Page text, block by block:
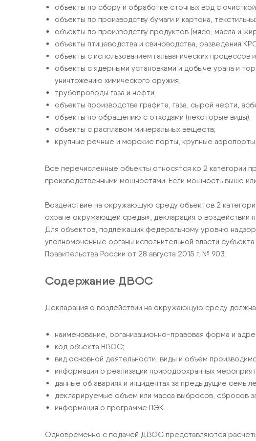
объекты по сбору и обработке сточных вод с
объекты по производству бумаги и картона,
объекты по производству продуктов (мясо, масла и
объекты птицеводства и свиноводства, разведения
объекты с использованием гальванических процессов
объекты с ядерными установками и добыче урана и
уничтожению химического оружия,
трубопроводы газа и нефти;
объекты производства графита, газа, сырой нефти,
объекты по обращению с отходами (некоторые виды);
объекты с расплавом минеральных веществ;
крупные речные и морские порты, крупные
Все перечисленные объекты относятся ко 2 категории
производственными мощностями. Если мощность выше
Воздействие на окружающую среду объектов 2
охране окружающей среды», декларация о
Для объектов, подлежащих федеральному уровню
уполномоченные органы исполнительной власти
Правительства России от 28 августа 2015 г. № 903.
Содержание ДВОС
Декларация о воздействии на окружающую среду
наименование, организационно-правовая форма и
код объекта НВОС;
вид основной деятельности, виды и объем
информация о реализации природоохранных
данные об авариях и инцидентах за предыдущие семь
декларируемые объем или масса выбросов, сбросов
информация о программе ПЭК.
Одновременно с подачей ДВОС представляются